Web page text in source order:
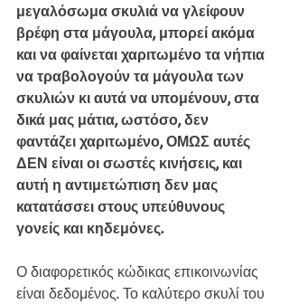
μεγαλόσωμα σκυλιά να γλείφουν
βρέφη στα μάγουλα, μπορεί ακόμα
και να φαίνεται χαριτωμένο τα νήπια
να τραβολογούν τα μάγουλα των
σκυλιών κι αυτά να υπομένουν, στα
δικά μας μάτια, ωστόσο, δεν
φαντάζει χαριτωμένο, ΟΜΩΣ αυτές
ΔΕΝ είναι οι σωστές κινήσεις, και
αυτή η αντιμετώπιση δεν μας
κατατάσσει στους υπεύθυνους
γονείς και κηδεμόνες.
Ο διαφορετικός κώδικας επικοινωνίας
είναι δεδομένος. Το καλύτερο σκυλί του